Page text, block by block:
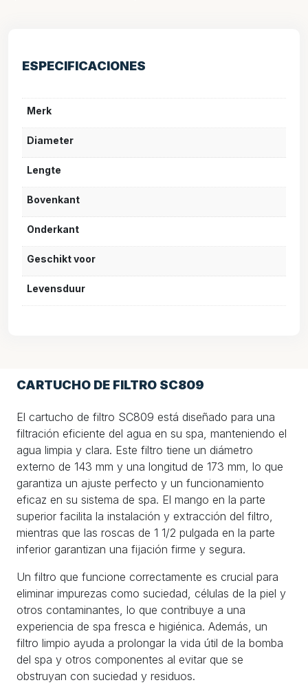
ESPECIFICACIONES
Merk
Diameter
Lengte
Bovenkant
Onderkant
Geschikt voor
Levensduur
CARTUCHO DE FILTRO SC809
El cartucho de filtro SC809 está diseñado para una
filtración eficiente del agua en su spa, manteniendo el
agua limpia y clara. Este filtro tiene un diámetro
externo de 143 mm y una longitud de 173 mm, lo que
garantiza un ajuste perfecto y un funcionamiento
eficaz en su sistema de spa. El mango en la parte
superior facilita la instalación y extracción del filtro,
mientras que las roscas de 1 1/2 pulgada en la parte
inferior garantizan una fijación firme y segura.
Un filtro que funcione correctamente es crucial para
eliminar impurezas como suciedad, células de la piel y
otros contaminantes, lo que contribuye a una
experiencia de spa fresca e higiénica. Además, un
filtro limpio ayuda a prolongar la vida útil de la bomba
del spa y otros componentes al evitar que se
obstruyan con suciedad y residuos.